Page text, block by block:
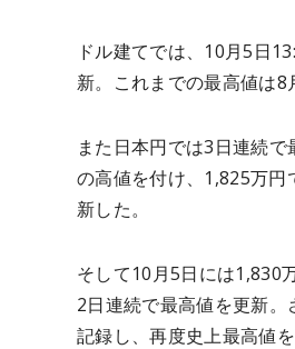
ドル建てでは、10月5日
新。これまでの最高値は8
また日本円では3日連続
の高値を付け、1,825万円
新した。
そして10月5日には1,830
2日連続で最高値を更新
記録し、再度史上最高値を